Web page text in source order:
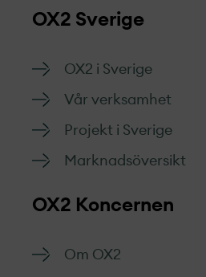
OX2 Sverige
OX2 i Sverige
Vår verksamhet
Projekt­ i Sverige
Marknads­översikt
OX2 Koncernen
Om OX2